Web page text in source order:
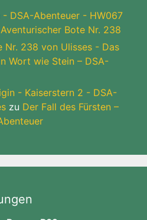
DSA-Abenteuer - HW067
Aventurischer Bote Nr. 238
238 von Ulisses - Das
Wort wie Stein – DSA-
- Kaiserstern 2 - DSA-
zu Der Fall des Fürsten –